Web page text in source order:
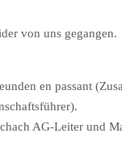
von uns gegangen.
en passant
AG-Leiter und